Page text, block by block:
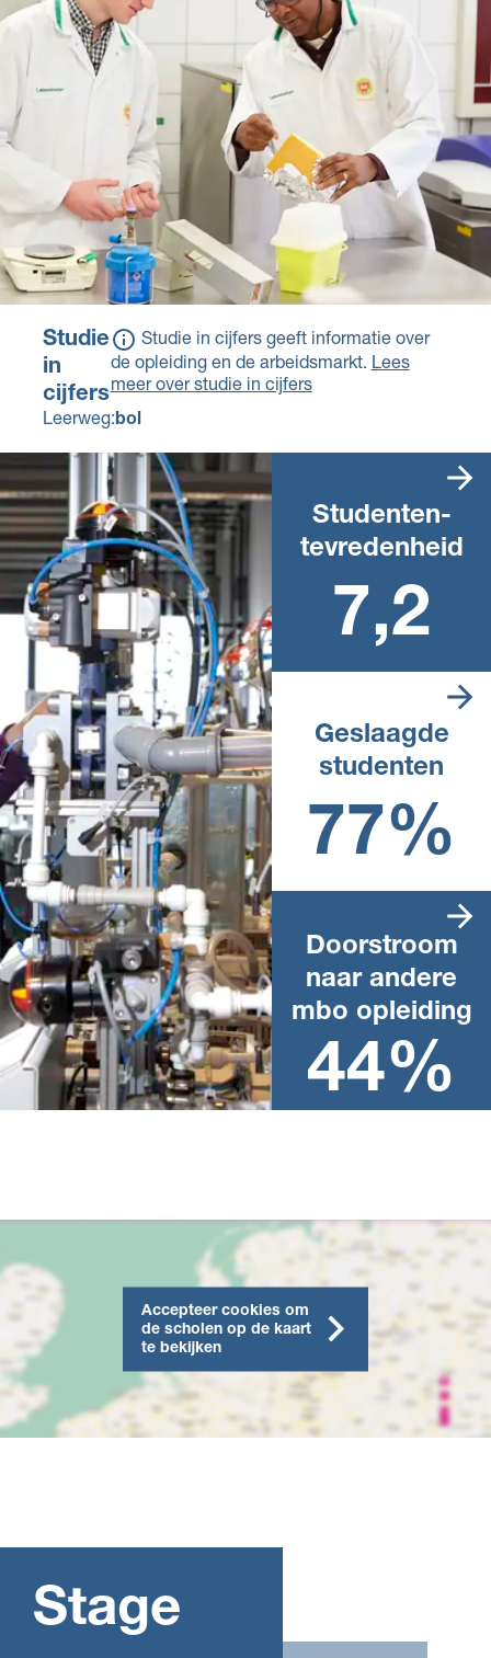
Voor deze opleiding
kan een school
aanvullende eisen
stellen of wiskunde of
natuur- en scheikunde
onderdeel waren van
het eindexamen.
Studie
in
cijfers
Studie in cijfers geeft informatie over
de opleiding en de arbeidsmarkt. Lees
meer over studie in cijfers
Leerweg: bol
Studenten­
tevredenheid
7,2
Geslaagde
studenten
77%
afgelopen schooljaar
Doorstroom
naar andere
mbo opleiding
44%
Landelijk percentage na het
behalen van een mbo-
diploma in het afgelopen
schooljaar
Accepteer cookies om
de scholen op de kaart
te bekijken
Stage